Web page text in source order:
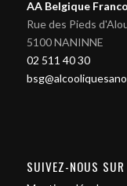
AA Belgique
Rue des Pieds
5100 NANINNE
02 511 40 30
SUIVEZ-NOUS SUR